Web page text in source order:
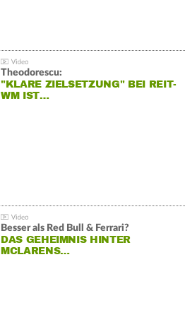
Theodorescu:
"KLARE ZIELSETZUNG" BEI REIT-
WM IST…
Besser als Red Bull & Ferrari?
DAS GEHEIMNIS HINTER
MCLARENS…